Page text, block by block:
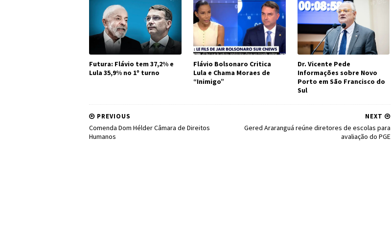
Futura: Flávio tem 37,2% e
Lula 35,9% no 1º turno
Flávio Bolsonaro Critica
Lula e Chama Moraes de
“Inimigo”
Dr. Vicente Pede
Informações sobre Novo
Porto em São Francisco do
Sul
NEXT
Gered Araranguá reúne diretores de escolas para
avaliação do PGE
PREVIOUS
Comenda Dom Hélder Câmara de Direitos
Humanos